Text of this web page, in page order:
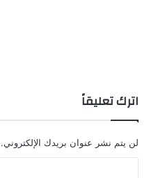
اترك تعليقاً
لن يتم نشر عنوان بريدك الإلكتروني.